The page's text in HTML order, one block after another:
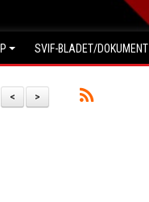
SVIF-BLADET/DOKUMENT
>
<